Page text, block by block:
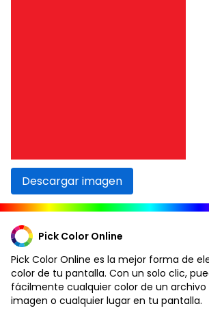
Descargar imagen
Pick Color Online
Pick Color Online es la mejor forma de
color de tu pantalla. Con un solo clic,
fácilmente cualquier color de un archivo
imagen o cualquier lugar en tu pantalla.